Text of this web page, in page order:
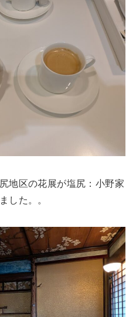
地区の花展が塩尻：小野家
した。。